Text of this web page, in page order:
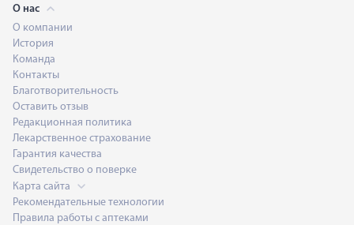
О нас
О компании
История
Команда
Контакты
Благотворительность
Оставить отзыв
Редакционная политика
Лекарственное страхование
Гарантия качества
Свидетельство о поверке
Карта сайта
Рекомендательные технологии
Правила работы с аптеками